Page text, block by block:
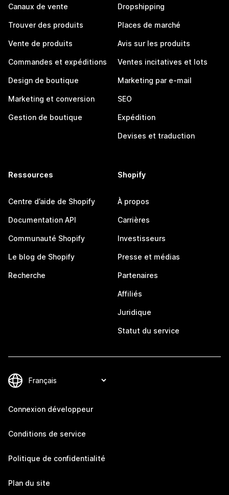
Canaux de vente
Trouver des produits
Vente de produits
Commandes et expéditions
Design de boutique
Marketing et conversion
Gestion de boutique
Dropshipping
Places de marché
Avis sur les produits
Ventes incitatives et lots
Marketing par e-mail
SEO
Expédition
Devises et traduction
Ressources
Centre d’aide de Shopify
Documentation API
Communauté Shopify
Le blog de Shopify
Recherche
Shopify
À propos
Carrières
Investisseurs
Presse et médias
Partenaires
Affiliés
Juridique
Statut du service
Connexion développeur
Conditions de service
Politique de confidentialité
Plan du site